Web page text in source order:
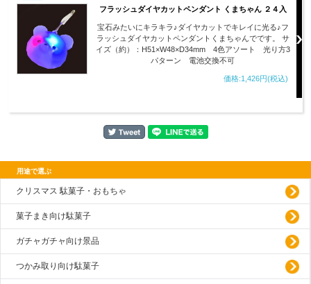
フラッシュダイヤカットペンダント くまちゃん ２４入
宝石みたいにキラキラ♪ダイヤカットでキレイに光る♪フ
ラッシュダイヤカットペンダントくまちゃんでです。 サ
イズ（約）：H51×W48×D34mm 4色アソート 光り方3
パターン 電池交換不可
価格:1,426円(税込)
用途で選ぶ
クリスマス 駄菓子・おもちゃ
菓子まき向け駄菓子
ガチャガチャ向け景品
つかみ取り向け駄菓子